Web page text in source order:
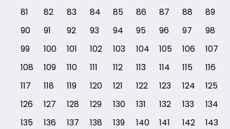
81
82 83 84 85 86 87 88
89
90
91 92 93 94 95 96 97
98
99
100 101 102 103 104 105 106
107
108
109 110 111 112 113 114 115
116
117
118 119 120 121 122 123 124
125
126
127 128 129 130 131 132 133
134
135
136 137 138 139 140 141 142
143